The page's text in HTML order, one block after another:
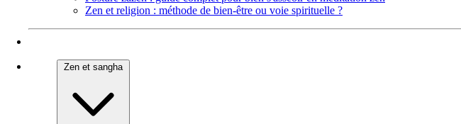
Zen et religion : méthode de bien-être ou voie spirituelle ?
Zen et sangha